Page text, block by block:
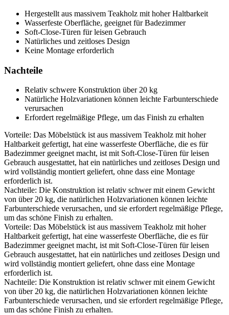
Hergestellt aus massivem Teakholz mit hoher Haltbarkeit
Wasserfeste Oberfläche, geeignet für Badezimmer
Soft-Close-Türen für leisen Gebrauch
Natürliches und zeitloses Design
Keine Montage erforderlich
Nachteile
Relativ schwere Konstruktion über 20 kg
Natürliche Holzvariationen können leichte Farbunterschiede
verursachen
Erfordert regelmäßige Pflege, um das Finish zu erhalten
Vorteile: Das Möbelstück ist aus massivem Teakholz mit hoher
Haltbarkeit gefertigt, hat eine wasserfeste Oberfläche, die es für
Badezimmer geeignet macht, ist mit Soft-Close-Türen für leisen
Gebrauch ausgestattet, hat ein natürliches und zeitloses Design und
wird vollständig montiert geliefert, ohne dass eine Montage
erforderlich ist.
Nachteile: Die Konstruktion ist relativ schwer mit einem Gewicht
von über 20 kg, die natürlichen Holzvariationen können leichte
Farbunterschiede verursachen, und sie erfordert regelmäßige Pflege,
um das schöne Finish zu erhalten.
Vorteile: Das Möbelstück ist aus massivem Teakholz mit hoher
Haltbarkeit gefertigt, hat eine wasserfeste Oberfläche, die es für
Badezimmer geeignet macht, ist mit Soft-Close-Türen für leisen
Gebrauch ausgestattet, hat ein natürliches und zeitloses Design und
wird vollständig montiert geliefert, ohne dass eine Montage
erforderlich ist.
Nachteile: Die Konstruktion ist relativ schwer mit einem Gewicht
von über 20 kg, die natürlichen Holzvariationen können leichte
Farbunterschiede verursachen, und sie erfordert regelmäßige Pflege,
um das schöne Finish zu erhalten.